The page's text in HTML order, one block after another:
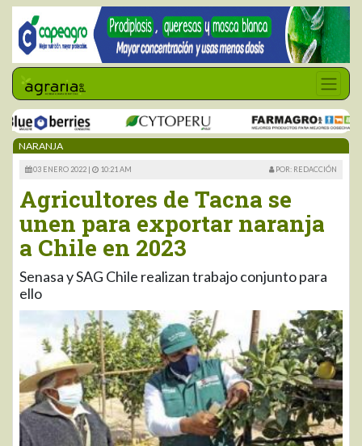
NARANJA
03 ENERO 2022 | 10:21 AM POR: REDACCIÓN
Agricultores de Tacna se
unen para exportar naranja
a Chile en 2023
Senasa y SAG Chile realizan trabajo conjunto para
ello